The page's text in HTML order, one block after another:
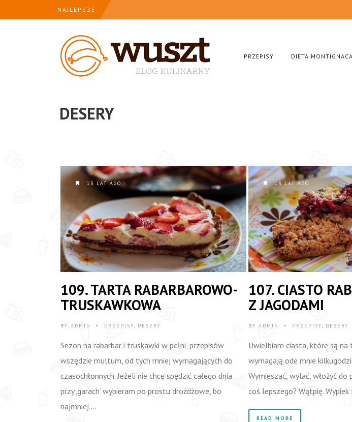
NAJLEPSZE
PRZEPISY DIETA MONTIGNACA
DESERY
13 LAT AGO
109. TARTA RABARBAROWO-
TRUSKAWKOWA
BY ADMIN • PRZEPISY, DESERY
Sezon na rabarbar i truskawki w pełni, przepisów
wszędzie multum, od tych mniej wymagających do
czasochłonnych. Jeżeli nie chcę spędzić całego dnia
przy ‚garach’ wybieram po prostu drożdżowe, bo
najmniej …
13 LAT AGO
107. CIASTO
Z JAGODAMI
BY ADMIN • PRZEPISY, DESERY
Uwielbiam ciasta, które są na
wymagają ode mnie
Wymieszać, wylać, włożyć
coś lepszego? Wątpię.
READ MORE